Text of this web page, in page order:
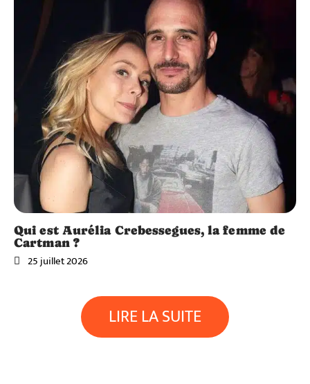
Qui est Aurélia Crebessegues, la femme de
Cartman ?
25 juillet 2026
LIRE LA SUITE